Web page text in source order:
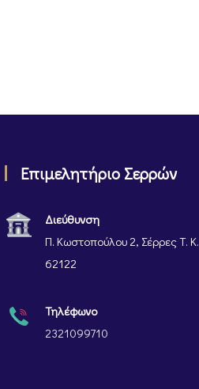
Επιμελητήριο Σερρών
Διεύθυνση
Π. Κωστοπούλου 2, Σέρρες Τ. Κ.
62122
Τηλέφωνο
2321099710